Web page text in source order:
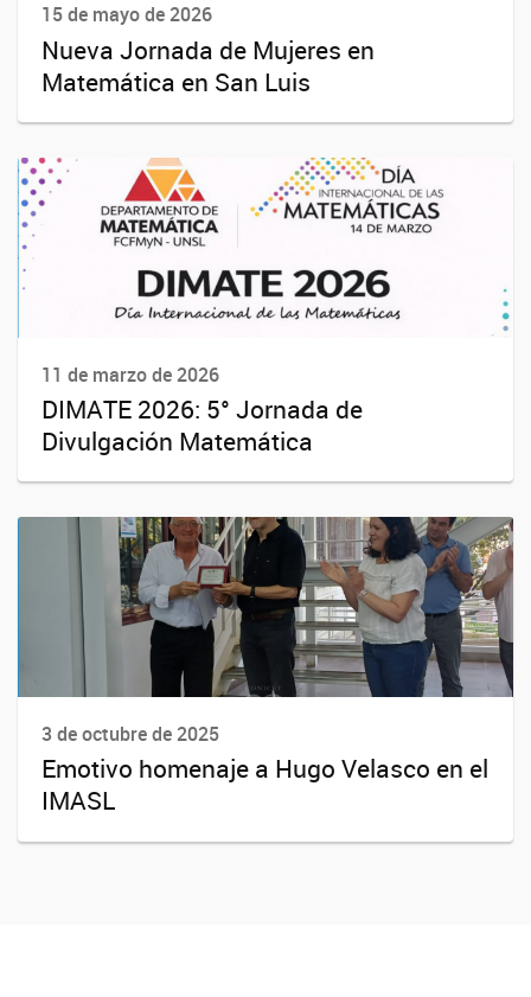
15 de mayo de 2026
Nueva Jornada de Mujeres en
Matemática en San Luis
11 de marzo de 2026
DIMATE 2026: 5° Jornada de
Divulgación Matemática
3 de octubre de 2025
Emotivo homenaje a Hugo Velasco en el
IMASL